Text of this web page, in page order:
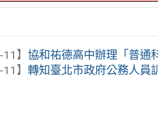
11】協和祐德高中辦理「普通
11】轉知臺北市政府公務人員